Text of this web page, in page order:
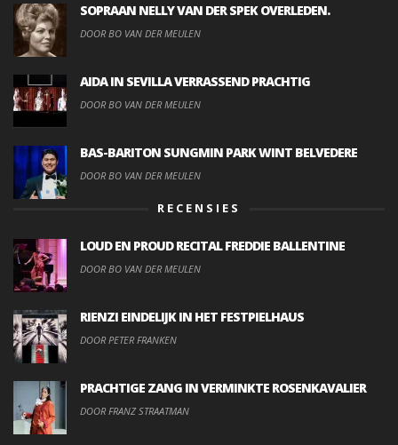
SOPRAAN NELLY VAN DER SPEK OVERLEDEN.
DOOR BO VAN DER MEULEN
AIDA IN SEVILLA VERRASSEND PRACHTIG
DOOR BO VAN DER MEULEN
BAS-BARITON SUNGMIN PARK WINT BELVEDERE
DOOR BO VAN DER MEULEN
RECENSIES
LOUD EN PROUD RECITAL FREDDIE BALLENTINE
DOOR BO VAN DER MEULEN
RIENZI EINDELIJK IN HET FESTPIELHAUS
DOOR PETER FRANKEN
PRACHTIGE ZANG IN VERMINKTE ROSENKAVALIER
DOOR FRANZ STRAATMAN